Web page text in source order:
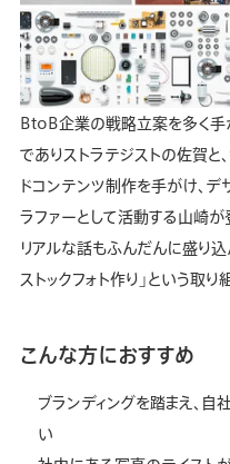
BtoB企業の戦略立案を多く手
でありストラテジストの佐賀と
ドコンテンツ制作を手がけ、
ラファーとして活動する山崎が
リアルな話もふんだんに盛り
ストックフォト作り」という取り
こんな方におすすめ
ブランディングを踏まえ、
い